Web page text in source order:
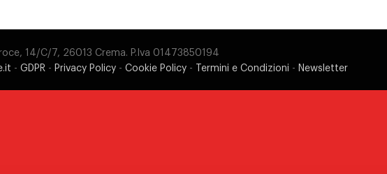
14/C/7, 26013 Crema. P.Iva 01473850194
- GDPR - Privacy Policy - Cookie Policy - Termini e Condizioni - Newsletter